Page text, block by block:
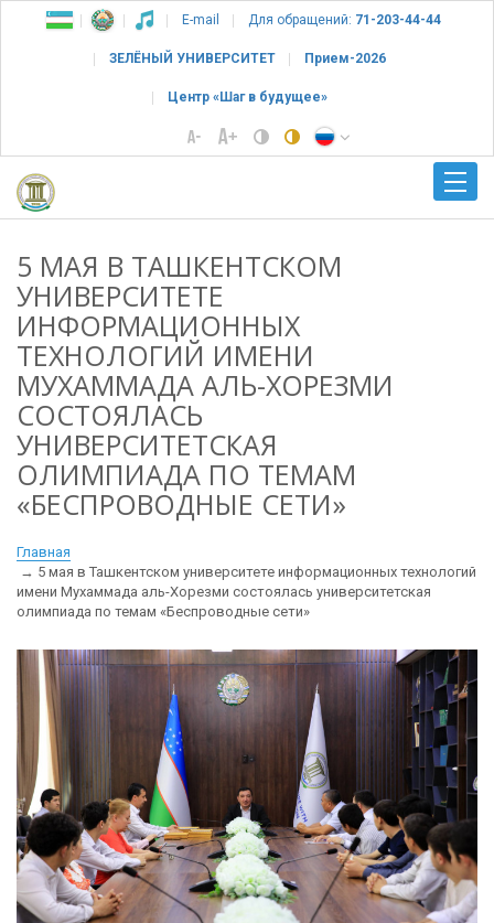
E-mail Для обращений: 71-203-44-44
ЗЕЛЁНЫЙ УНИВЕРСИТЕТ Прием-2026
Центр «Шаг в будущее»
5 МАЯ В ТАШКЕНТСКОМ
УНИВЕРСИТЕТЕ
ИНФОРМАЦИОННЫХ
ТЕХНОЛОГИЙ ИМЕНИ
МУХАММАДА АЛЬ-ХОРЕЗМИ
СОСТОЯЛАСЬ
УНИВЕРСИТЕТСКАЯ
ОЛИМПИАДА ПО ТЕМАМ
«БЕСПРОВОДНЫЕ СЕТИ»
Главная
5 мая в Ташкентском университете информационных технологий
имени Мухаммада аль-Хорезми состоялась университетская
олимпиада по темам «Беспроводные сети»